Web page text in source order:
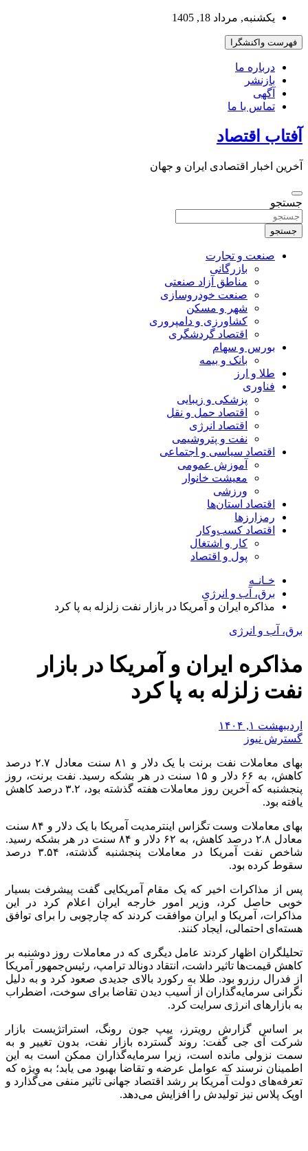
بروید
یکشنبه, مرداد 18, 1405
فهرست واکنشگرا
درباره ما
بازنشر
آگهی
تماس با ما
آفتاب اقتصاد
آخرین اخبار اقتصادی ایران و جهان
جستجو
جستجو
صنعت و تجارت
بازرگانی
مناطق آزاد صنعتی
صنعت خودروسازی
شهر و مسکن
کشاورزی و دامپروری
اقتصاد گردشگری
بورس و سهام
بانک و بیمه
طلا و ارز
فناوری
پزشکی و زیبایی
اقتصاد حمل و نقل
اقتصاد انرژی
نفت و پتروشیمی
اقتصاد سیاسی و اجتماعی
آموزش عمومی
معیشت خانوار
ورزشی
اقتصاد استان‌ها
رمزارزها
اقتصاد کسب‌و‌کار
کار و اشتغال
پول و اقتصاد
خـانـه
برق، آب و انرژی
مذاکره ایران و آمریکا در بازار نفت زلزله به پا کرد
برق، آب و انرژی
مذاکره ایران و آمریکا در بازار
نفت زلزله به پا کرد
اردیبهشت ۱, ۱۴۰۴
گسترش نیوز
​بهای معاملات نفت برنت با یک دلار و ۸۱ سنت معادل ۲.۷ درصد
کاهش، به ۶۶ دلار و ۱۵ سنت در هر بشکه رسید. نفت برنت، روز
پنجشنبه که آخرین روز معاملات هفته گذشته بود، ۳.۲ درصد کاهش
یافته بود.
بهای معاملات وست تگزاس اینترمدیت آمریکا با یک دلار و ۸۴ سنت
معادل ۲.۸ درصد کاهش، به ۶۲ دلار و ۸۴ سنت در هر بشکه رسید.
شاخص نفت آمریکا در معاملات پنجشنبه گذشته، ۳.۵۴ درصد
سقوط کرده بود.
پس از مذاکرات اخیر که یک مقام آمریکایی گفت پیشرفت بسیار
خوبی حاصل کرد، وزیر امور خارجه ایران اعلام کرد در این
مذاکرات، آمریکا و ایران موافقت کردند که چارچوبی را برای توافق
هسته‌ای احتمالی، ایجاد کنند.
تحلیلگران اظهار کردند عامل دیگری که در معاملات روز دوشنبه بر
کاهش قیمت‌ها تاثیر داشت، انتقاد دونالد ترامپ، رئیس‌جمهور آمریکا
از فدرال رزرو بود. طلا به رکورد بالای جدیدی صعود کرد و به دلیل
نگرانی سرمایه‌گذاران از آسیب دیدن تقاضا برای سوخت، اضطراب
به بازارهای انرژی سرایت کرد.
بر اساس گزارش رویترز، ییپ جون رونگ، استراتژیست بازار
شرکت آی جی گفت: روند گسترده بازار نفت، بدون تغییر و به
سمت نزولی مانده است، زیرا سرمایه‌گذاران ممکن است به این
اطمینان نرسند که عوامل عرضه و تقاضا بهبود می یابد؛ به ویژه که
تعرفه‌های دولت آمریکا بر رشد اقتصاد جهانی تاثیر منفی می‌گذارد و
اوپک پلاس نیز تولیدش را افزایش می‌دهد.